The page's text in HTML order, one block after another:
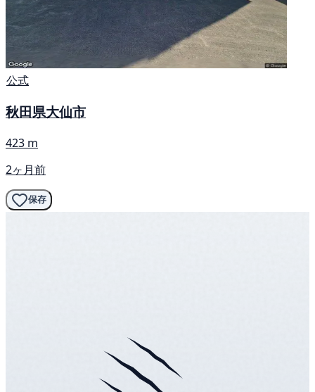
公式
秋田県大仙市
423 m
2ヶ月前
保存